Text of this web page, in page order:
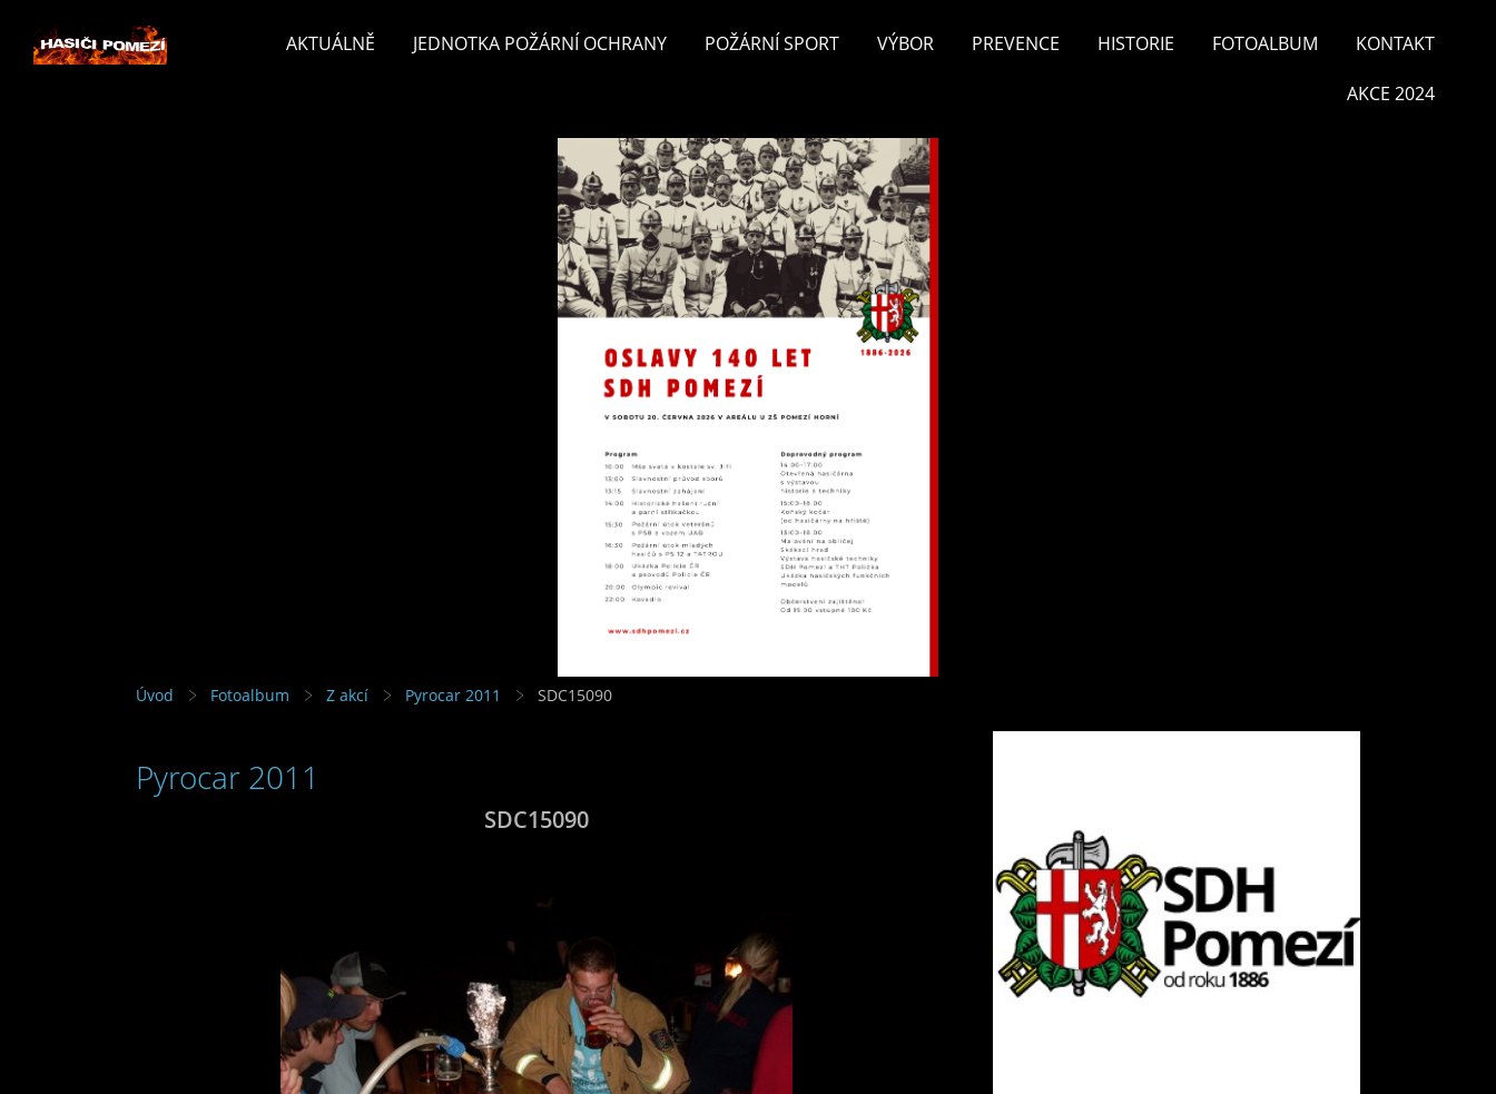
AKTUÁLNĚ JEDNOTKA POŽÁRNÍ OCHRANY POŽÁRNÍ SPORT VÝBOR PREVENCE HISTORIE FOTOALBUM KONTAKT
AKCE 2024
Úvod Fotoalbum Z akcí Pyrocar 2011 SDC15090
Pyrocar 2011
SDC15090